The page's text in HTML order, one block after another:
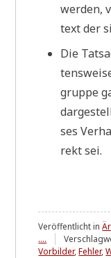
wer­den,
text der
Die
grup­pe
ses
rekt sei.
Veröffentlicht in
....
Vorbilder,Fehler,